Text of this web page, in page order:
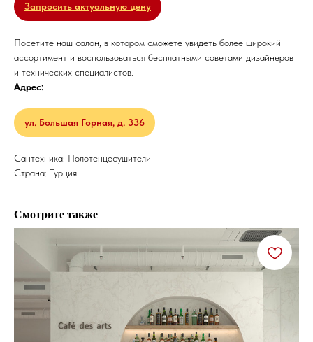
Запросить актуальную цену
Посетите наш салон, в котором сможете увидеть более широкий
ассортимент и воспользоваться бесплатными советами дизайнеров
и технических специалистов.
Адрес:
ул. Большая Горная, д. 336
Сантехника: Полотенцесушители
Страна: Турция
Смотрите также